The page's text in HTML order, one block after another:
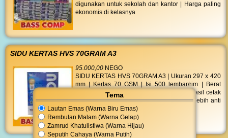
Tema
Lautan Emas (Warna Biru Emas)
Rembulan Malam (Warna Gelap)
Zamrud Khatulistiwa (Warna Hijau)
Seputih Cahaya (Warna Putih)
digunakan untuk sekolah dan kantor | Harga paling
ekonomis di kelasnya
SIDU KERTAS HVS 70GRAM A3
95.000,00 NEGO
SIDU KERTAS HVS 70GRAM A3 | Ukuran 297 x 420
mm | Kertas 70 GSM | Isi 500 lembar/rim | Berat
4366 gr | Putih polos cerah dan bersih | Hasil cetak
kontras tajam | Extra tebal ramah di printer lebih anti
macet dibanding merk lain